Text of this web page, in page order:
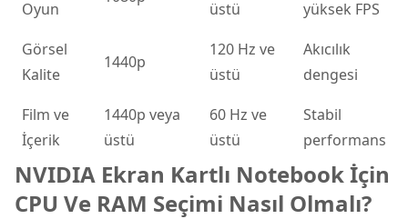
Oyun
üstü
yüksek FPS
Görsel
Kalite
1440p
120 Hz ve
üstü
Akıcılık
dengesi
Film ve
İçerik
1440p veya
üstü
60 Hz ve
üstü
Stabil
performans
NVIDIA Ekran Kartlı Notebook İçin
CPU Ve RAM Seçimi Nasıl Olmalı?